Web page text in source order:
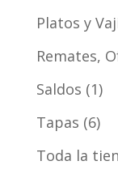
Platos y
Remates,
Saldos 1
Tapas 6
Toda la